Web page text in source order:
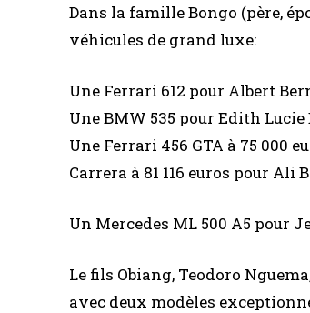
Dans la famille Bongo (père,
véhicules de grand luxe:
Une Ferrari 612 pour Albert
Une BMW 535 pour Edith
Une Ferrari 456 GTA à 75 000
Carrera à 81 116 euros pour
Un Mercedes ML 500 A5 pour
Le fils Obiang, Teodoro
avec deux modèles